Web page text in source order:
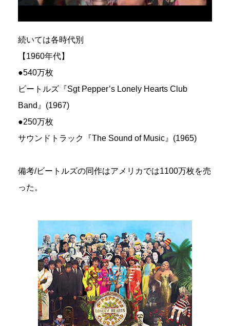
続いては各時代別
【1960年代】
●540万枚
ビートルズ『Sgt Pepper’s Lonely Hearts Club
Band』(1967)
●250万枚
サウンドトラック『The Sound of Music』(1965)
備考/ビートルズの同作はアメリカでは1100万枚を売
った。